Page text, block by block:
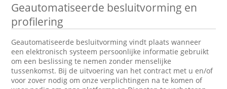
Geautomatiseerde besluitvorming en
profilering
Geautomatiseerde besluitvorming vindt plaats wanneer
een elektronisch systeem persoonlijke informatie gebruikt
om een beslissing te nemen zonder menselijke
tussenkomst. Bij de uitvoering van het contract met u en/of
voor zover nodig om onze verplichtingen na te komen of